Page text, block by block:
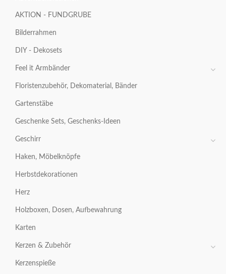
AKTION - FUNDGRUBE
Bilderrahmen
DIY - Dekosets
Feel it Armbänder
Floristenzubehör, Dekomaterial, Bänder
Gartenstäbe
Geschenke Sets, Geschenks-Ideen
Geschirr
Haken, Möbelknöpfe
Herbstdekorationen
Herz
Holzboxen, Dosen, Aufbewahrung
Karten
Kerzen & Zubehör
Kerzenspieße